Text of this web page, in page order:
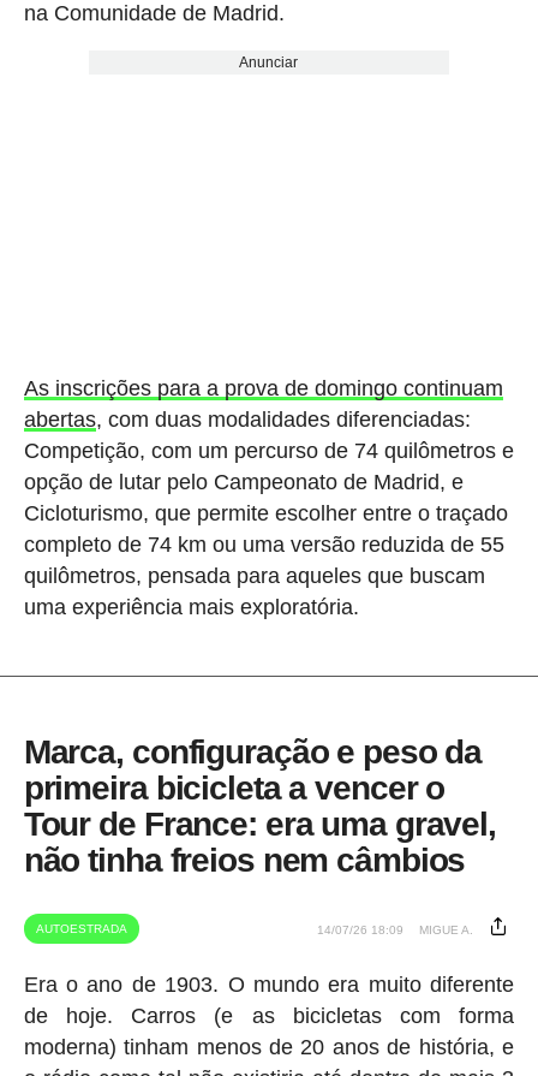
na Comunidade de Madrid.
Anunciar
As inscrições para a prova de domingo continuam
abertas, com duas modalidades diferenciadas:
Competição, com um percurso de 74 quilômetros e
opção de lutar pelo Campeonato de Madrid, e
Cicloturismo, que permite escolher entre o traçado
completo de 74 km ou uma versão reduzida de 55
quilômetros, pensada para aqueles que buscam
uma experiência mais exploratória.
Marca, configuração e peso da
primeira bicicleta a vencer o
Tour de France: era uma gravel,
não tinha freios nem câmbios
AUTOESTRADA 14/07/26 18:09 MIGUE A.
Era o ano de 1903. O mundo era muito diferente
de hoje. Carros (e as bicicletas com forma
moderna) tinham menos de 20 anos de história, e